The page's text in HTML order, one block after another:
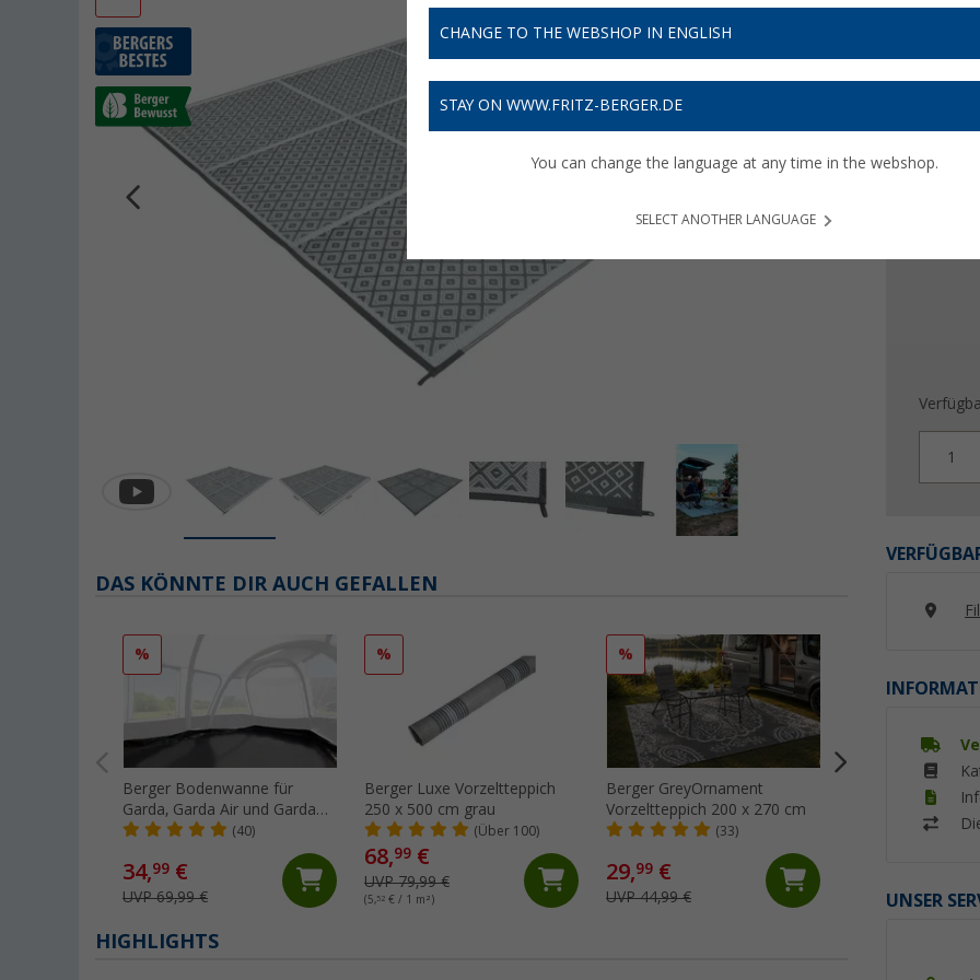
Bis zu
Maße
1
UNSER
DAS KÖNNTE DIR AUCH GEFALLEN
%
Berger Bodenwanne für
Garda, Garda Air und Garda
Air 4-Season
(40)
34,99 €
UVP 69,99 €
%
Berger Luxe Vorzeltteppich
250 x 500 cm grau
(Über 100)
68,99 €
UVP 79,99 €
(5,52 € / 1 m²)
%
Berger GreyOrnament
Vorzeltteppich 200 x 270 cm
(33)
29,99 €
UVP 44,99 €
Berger GreyNature
Vorzeltteppich
(23)
UVP 74,99 €
HIGHLIGHTS
CHANGE TO THE WEBSHOP IN ENGLISH
STAY ON WWW.FRITZ-BERGER.DE
You can change the language at any time in the webshop.
SELECT ANOTHER LANGUAGE